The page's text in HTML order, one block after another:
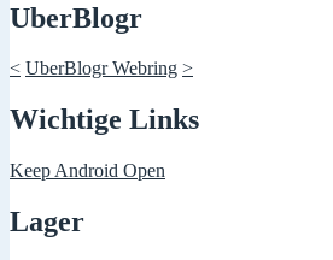
UberBlogr
< UberBlogr Webring >
Wichtige Links
Keep Android Open
Lager